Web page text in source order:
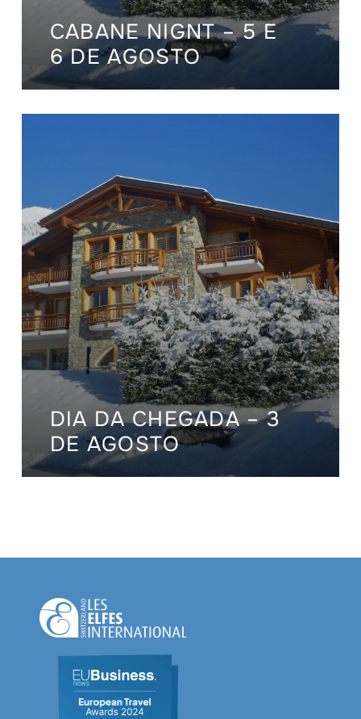
CABANE NIGNT – 5 E
6 DE AGOSTO
DIA DA CHEGADA – 3
DE AGOSTO